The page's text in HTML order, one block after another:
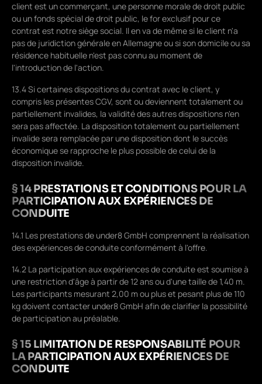
client est un commerçant, une personne morale de droit public
ou un fonds spécial de droit public, le for exclusif pour ce
contrat est notre siège social. Il en va de même si le client n'a
pas de juridiction générale en Allemagne ou si son domicile ou sa
résidence habituelle n'est pas connu au moment de
l'introduction de l'action.
13.4 Si certaines dispositions du contrat avec le client, y
compris les présentes CGV, sont ou deviennent totalement ou
partiellement invalides, la validité des autres dispositions n'en
sera pas affectée. La disposition totalement ou partiellement
invalide sera remplacée par une disposition dont le succès
économique se rapproche le plus possible de celui de la
disposition invalide.
§ 14 PRESTATIONS ET CONDITIONS POUR LA
PARTICIPATION AUX EXPÉRIENCES DE
CONDUITE
14.1 Les prestations de under8 GmbH comprennent la réalisation
des expériences de conduite conformément à l'offre.
14.2 La participation aux expériences de conduite est soumise à
une restriction d'âge à partir de 12 ans ou d'une taille de 1,40 m.
Les participants mesurant 2,00 m ou plus et pesant plus de 110
kg doivent contacter under8 GmbH afin de clarifier la possibilité
de participation au préalable.
§ 15 LIMITATION DE RESPONSABILITÉ POUR
LA PARTICIPATION AUX EXPÉRIENCES DE
CONDUITE